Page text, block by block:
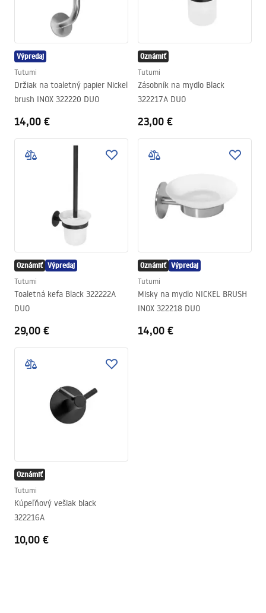
Výpredaj
Tutumi
Držiak na toaletný papier Nickel
brush INOX 322220 DUO
14,00 €
Oznámiť
Tutumi
Zásobník na mydlo Black
322217A DUO
23,00 €
Oznámiť Výpredaj
Tutumi
Toaletná kefa Black 322222A
DUO
29,00 €
Oznámiť Výpredaj
Tutumi
Misky na mydlo NICKEL BRUSH
INOX 322218 DUO
14,00 €
Oznámiť
Tutumi
Kúpeľňový vešiak black
322216A
10,00 €